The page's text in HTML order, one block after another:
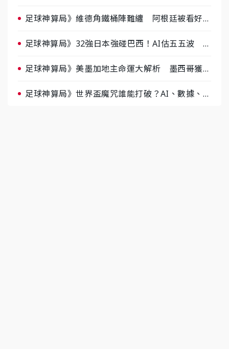
足球神算局》維德角鐵桶陣難纏 阿根廷被看好下
足球神算局》32強日本強碰巴西！AI估五五波 牛
足球神算局》美墨加地主命運大解析 墨西哥獲數
足球神算局》世界盃魔咒誰能打破？AI、數據、塔